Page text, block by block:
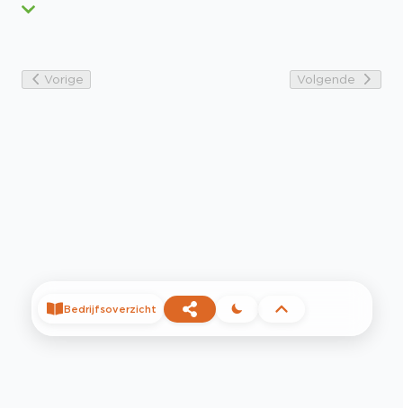
Vorige Volgende
Bedrijfsoverzicht